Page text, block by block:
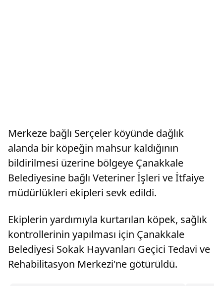
Merkeze bağlı Serçeler köyünde dağlık
alanda bir köpeğin mahsur kaldığının
bildirilmesi üzerine bölgeye Çanakkale
Belediyesine bağlı Veteriner İşleri ve İtfaiye
müdürlükleri ekipleri sevk edildi.
Ekiplerin yardımıyla kurtarılan köpek, sağlık
kontrollerinin yapılması için Çanakkale
Belediyesi Sokak Hayvanları Geçici Tedavi ve
Rehabilitasyon Merkezi'ne götürüldü.